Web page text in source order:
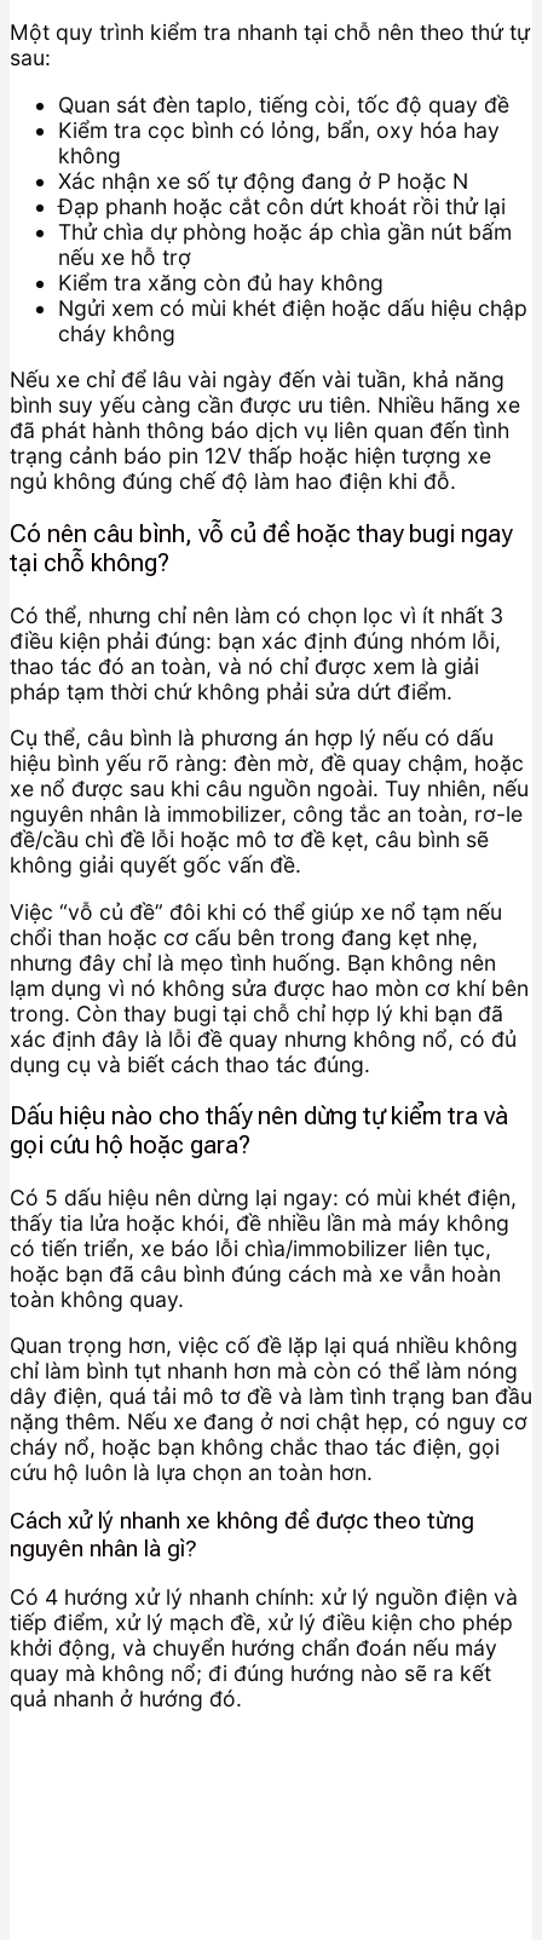
Một quy trình kiểm tra nhanh tại chỗ nên theo thứ tự
sau:
Quan sát đèn taplo, tiếng còi, tốc độ quay đề
Kiểm tra cọc bình có lỏng, bẩn, oxy hóa hay
không
Xác nhận xe số tự động đang ở P hoặc N
Đạp phanh hoặc cắt côn dứt khoát rồi thử lại
Thử chìa dự phòng hoặc áp chìa gần nút bấm
nếu xe hỗ trợ
Kiểm tra xăng còn đủ hay không
Ngửi xem có mùi khét điện hoặc dấu hiệu chập
cháy không
Nếu xe chỉ để lâu vài ngày đến vài tuần, khả năng
bình suy yếu càng cần được ưu tiên. Nhiều hãng xe
đã phát hành thông báo dịch vụ liên quan đến tình
trạng cảnh báo pin 12V thấp hoặc hiện tượng xe
ngủ không đúng chế độ làm hao điện khi đỗ.
Có nên câu bình, vỗ củ đề hoặc thay bugi ngay
tại chỗ không?
Có thể, nhưng chỉ nên làm có chọn lọc vì ít nhất 3
điều kiện phải đúng: bạn xác định đúng nhóm lỗi,
thao tác đó an toàn, và nó chỉ được xem là giải
pháp tạm thời chứ không phải sửa dứt điểm.
Cụ thể, câu bình là phương án hợp lý nếu có dấu
hiệu bình yếu rõ ràng: đèn mờ, đề quay chậm, hoặc
xe nổ được sau khi câu nguồn ngoài. Tuy nhiên, nếu
nguyên nhân là immobilizer, công tắc an toàn, rơ-le
đề/cầu chì đề lỗi hoặc mô tơ đề kẹt, câu bình sẽ
không giải quyết gốc vấn đề.
Việc “vỗ củ đề” đôi khi có thể giúp xe nổ tạm nếu
chổi than hoặc cơ cấu bên trong đang kẹt nhẹ,
nhưng đây chỉ là mẹo tình huống. Bạn không nên
lạm dụng vì nó không sửa được hao mòn cơ khí bên
trong. Còn thay bugi tại chỗ chỉ hợp lý khi bạn đã
xác định đây là lỗi đề quay nhưng không nổ, có đủ
dụng cụ và biết cách thao tác đúng.
Dấu hiệu nào cho thấy nên dừng tự kiểm tra và
gọi cứu hộ hoặc gara?
Có 5 dấu hiệu nên dừng lại ngay: có mùi khét điện,
thấy tia lửa hoặc khói, đề nhiều lần mà máy không
có tiến triển, xe báo lỗi chìa/immobilizer liên tục,
hoặc bạn đã câu bình đúng cách mà xe vẫn hoàn
toàn không quay.
Quan trọng hơn, việc cố đề lặp lại quá nhiều không
chỉ làm bình tụt nhanh hơn mà còn có thể làm nóng
dây điện, quá tải mô tơ đề và làm tình trạng ban đầu
nặng thêm. Nếu xe đang ở nơi chật hẹp, có nguy cơ
cháy nổ, hoặc bạn không chắc thao tác điện, gọi
cứu hộ luôn là lựa chọn an toàn hơn.
Cách xử lý nhanh xe không đề được theo từng
nguyên nhân là gì?
Có 4 hướng xử lý nhanh chính: xử lý nguồn điện và
tiếp điểm, xử lý mạch đề, xử lý điều kiện cho phép
khởi động, và chuyển hướng chẩn đoán nếu máy
quay mà không nổ; đi đúng hướng nào sẽ ra kết
quả nhanh ở hướng đó.